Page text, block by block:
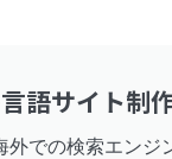
語サイト制
外での検索エンジ